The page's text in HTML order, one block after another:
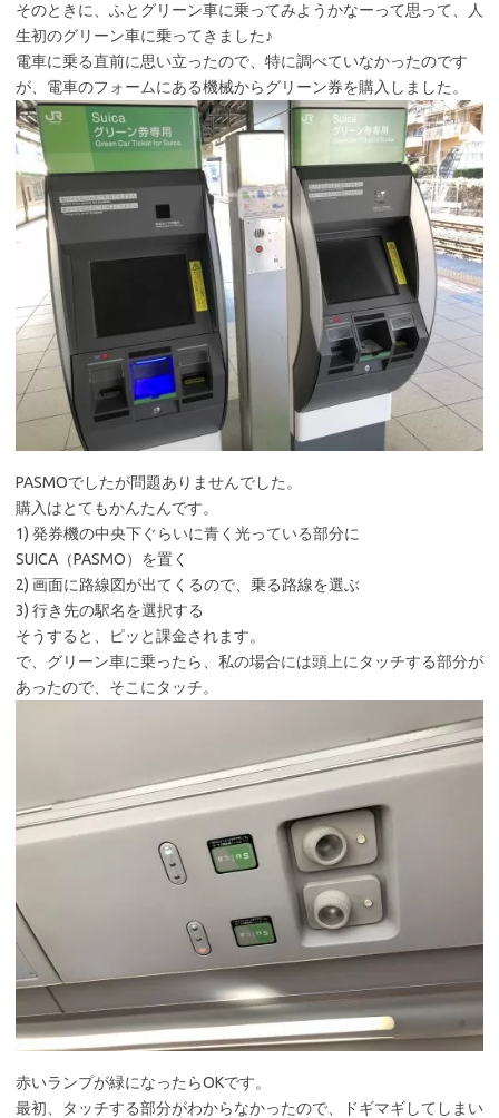
そのときに、ふとグリーン車に乗ってみようかなーって思って、人
生初のグリーン車に乗ってきました♪
電車に乗る直前に思い立ったので、特に調べていなかったのです
が、電車のフォームにある機械からグリーン券を購入しました。
PASMOでしたが問題ありませんでした。
購入はとてもかんたんです。
1) 発券機の中央下ぐらいに青く光っている部分に
SUICA（PASMO）を置く
2) 画面に路線図が出てくるので、乗る路線を選ぶ
3) 行き先の駅名を選択する
そうすると、ピッと課金されます。
で、グリーン車に乗ったら、私の場合には頭上にタッチする部分が
あったので、そこにタッチ。
赤いランプが緑になったらOKです。
最初、タッチする部分がわからなかったので、ドギマギしてしまい